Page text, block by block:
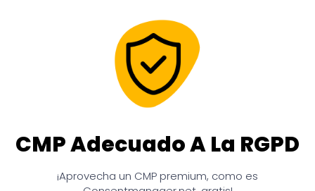
CMP Adecuado A La RGPD
¡Aprovecha un CMP premium, como es